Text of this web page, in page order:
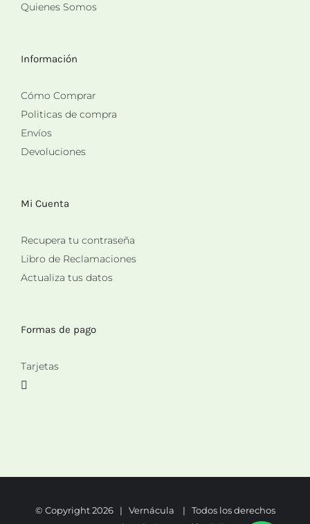
Quienes Somos
Información
Cómo Comprar
Politicas de compra
Envíos
Devoluciones
Mi Cuenta
Recupera tu contraseña
Libro de Reclamaciones
Actualiza tus datos
Formas de pago
Tarjetas
© Copyright2026 | Vernácula | Todos los derechos